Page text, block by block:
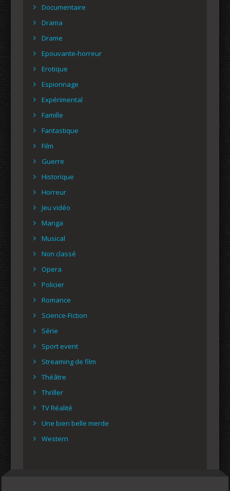
Documentaire
Drama
Drame
Epouvante-horreur
Erotique
Espionnage
Expérimental
Famille
Fantastique
Film
Guerre
Historique
Horreur
Jeu vidéo
Manga
Musical
Non classé
Opera
Policier
Romance
Science-Fiction
Série
Sport event
Streaming de film
Théâtre
Thriller
TV Réalité
Une bien belle merde
Western